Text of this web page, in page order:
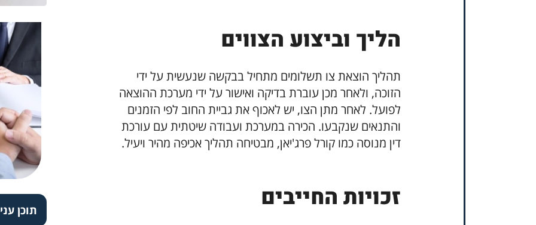
הליך וביצוע הצווים
תהליך הוצאת צו תשלומים מתחיל בבקשה שנעשית על ידי
הזוכה, ולאחר מכן עוברת בדיקה ואישור על ידי מערכת ההוצאה
לפועל. לאחר מתן הצו, יש לאכוף את גביית החוב לפי הזמנים
והתנאים שנקבעו. הכירה במערכת ועבודה שיטתית עם עורכת
דין מנוסה כמו קורל פרג'יאן, מבטיחה תהליך אכיפה מהיר ויעיל.
זכויות החייבים תוכן